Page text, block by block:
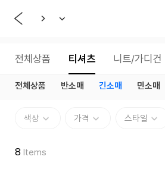
전체상품 티셔츠 니트/가디건
전체상품 반소매 긴소매 민소매
색상 가격 스타일
8 Items